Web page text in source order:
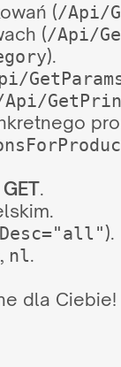
(/Api/
(/Api/
).
GET.
Desc="all").
, nl.
dla Ciebie!